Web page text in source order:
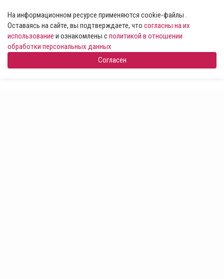
На информационном ресурсе применяются cookie-файлы .
Оставаясь на сайте, вы подтверждаете, что согласны на их
использование и ознакомлены сполитикой в отношении
обработки персональных данных
Согласен